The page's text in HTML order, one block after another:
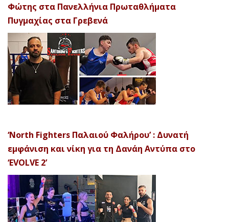
Φώτης στα Πανελλήνια Πρωταθλήματα
Πυγμαχίας στα Γρεβενά
‘North Fighters Παλαιού Φαλήρου’ : Δυνατή
εμφάνιση και νίκη για τη Δανάη Αντύπα στο
‘EVOLVE 2’